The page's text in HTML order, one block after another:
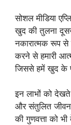
सोशल मीडिया
खुद की तुलना
नकारात्मक रूप से
करने से हमारी
जिससे हमें खुद के
इन लाभों को
और संतुलित
की गुणवत्ता को भी